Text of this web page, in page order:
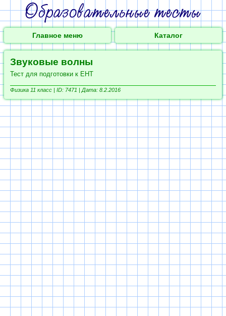
Главное меню Каталог
Звуковые волны
Тест для подготовки к ЕНТ
Физика 11 класс | ID: 7471 | Дата: 8.2.2016